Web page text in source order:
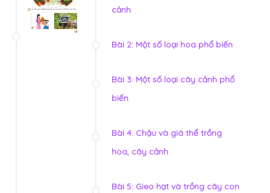
cảnh
Bài 2: Một số loại hoa phổ biến
Bài 3: Một số loại cây cảnh phổ
biến
Bài 4: Chậu và giá thể trồng
hoa, cây cảnh
Bài 5: Gieo hạt và trồng cây con